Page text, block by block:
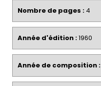
Nombre de pages : 4
Année d'édition :1960
Année de composition :